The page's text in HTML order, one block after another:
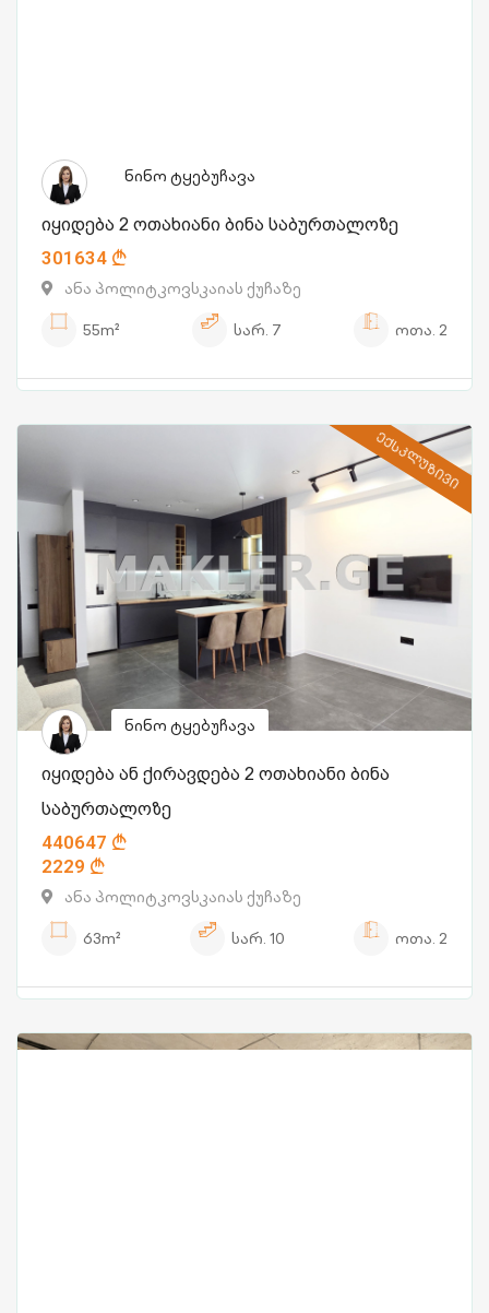
ნინო ტყებუჩავა
იყიდება 2 ოთახიანი ბინა საბურთალოზე
301634
ანა პოლიტკოვსკაიას ქუჩაზე
55m²
სარ. 7 ოთა. 2
ᲔᲥᲡᲙᲚᲣᲖᲘᲕᲘ
ნინო ტყებუჩავა
იყიდება ან ქირავდება 2 ოთახიანი ბინა
საბურთალოზე
440647
2229
ანა პოლიტკოვსკაიას ქუჩაზე
63m²
სარ. 10 ოთა. 2